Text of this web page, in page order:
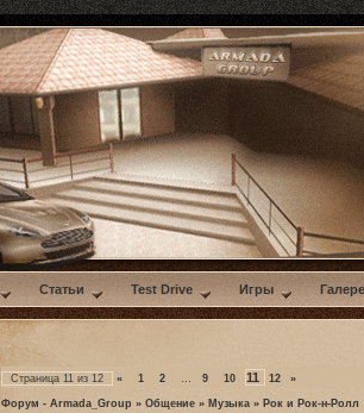
Статьи Test Drive Игры
Страница 11 из 12 « 1 2 … 9 10 11 12 »
Форум - Armada_Group » Общение » Музыка » Рок и Рок-н-Ролл